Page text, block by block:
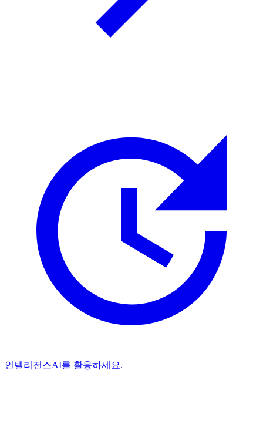
인텔리전스AI를 활용하세요.